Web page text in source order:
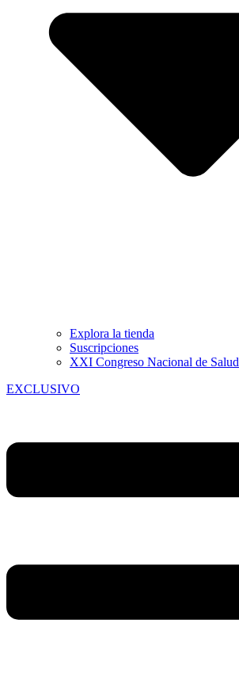
Explora la tienda
Suscripciones
XXI Congreso Nacional de Salud
EXCLUSIVO